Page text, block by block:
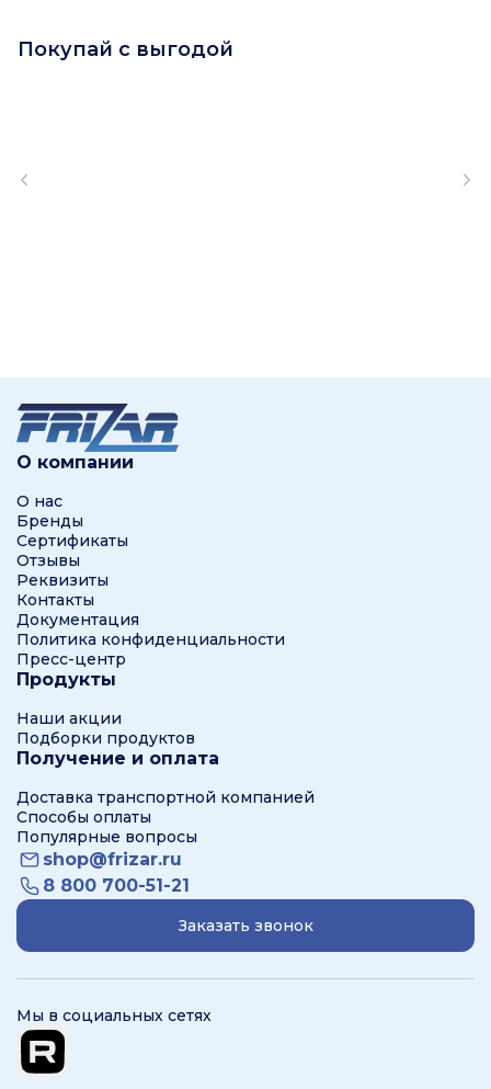
Покупай с выгодой
О компании
О нас
Бренды
Сертификаты
Отзывы
Реквизиты
Контакты
Документация
Политика конфиденциальности
Пресс-центр
Продукты
Наши акции
Подборки продуктов
Получение и оплата
Доставка транспортной компанией
Способы оплаты
Популярные вопросы
shop@frizar.ru
8 800 700-51-21
Заказать звонок
Мы в социальных сетях